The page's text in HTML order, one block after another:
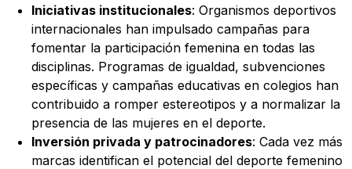
Iniciativas institucionales: Organismos deportivos
internacionales han impulsado campañas para
fomentar la participación femenina en todas las
disciplinas. Programas de igualdad, subvenciones
específicas y campañas educativas en colegios han
contribuido a romper estereotipos y a normalizar la
presencia de las mujeres en el deporte.
Inversión privada y patrocinadores: Cada vez más
marcas identifican el potencial del deporte femenino